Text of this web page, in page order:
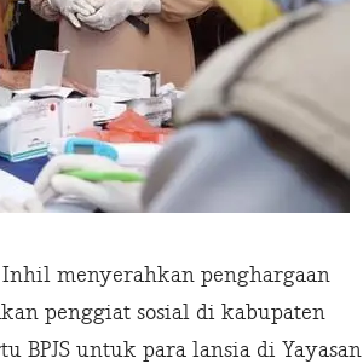
menyerahkan penghargaan
penggiat sosial di kabupaten
untuk para lansia di Yayasan